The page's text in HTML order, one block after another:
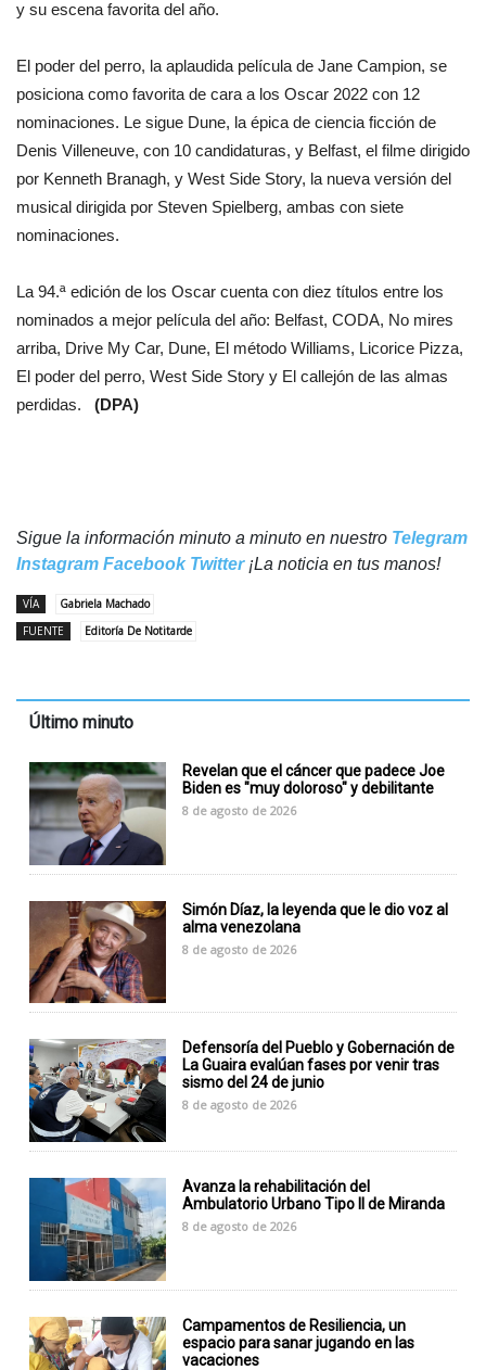
y su escena favorita del año.
El poder del perro, la aplaudida película de Jane Campion, se
posiciona como favorita de cara a los Oscar 2022 con 12
nominaciones. Le sigue Dune, la épica de ciencia ficción de
Denis Villeneuve, con 10 candidaturas, y Belfast, el filme dirigido
por Kenneth Branagh, y West Side Story, la nueva versión del
musical dirigida por Steven Spielberg, ambas con siete
nominaciones.
La 94.ª edición de los Oscar cuenta con diez títulos entre los
nominados a mejor película del año: Belfast, CODA, No mires
arriba, Drive My Car, Dune, El método Williams, Licorice Pizza,
El poder del perro, West Side Story y El callejón de las almas
perdidas. (DPA)
Sigue la información minuto a minuto en nuestro Telegram
Instagram Facebook Twitter¡La noticia en tus manos!
VÍA
Gabriela Machado
FUENTE
Editoría De Notitarde
Último minuto
Revelan que el cáncer que padece Joe
Biden es "muy doloroso" y debilitante
8 de agosto de 2026
Simón Díaz, la leyenda que le dio voz al
alma venezolana
8 de agosto de 2026
Defensoría del Pueblo y Gobernación de
La Guaira evalúan fases por venir tras
sismo del 24 de junio
8 de agosto de 2026
Avanza la rehabilitación del
Ambulatorio Urbano Tipo II de Miranda
8 de agosto de 2026
Campamentos de Resiliencia, un
espacio para sanar jugando en las
vacaciones